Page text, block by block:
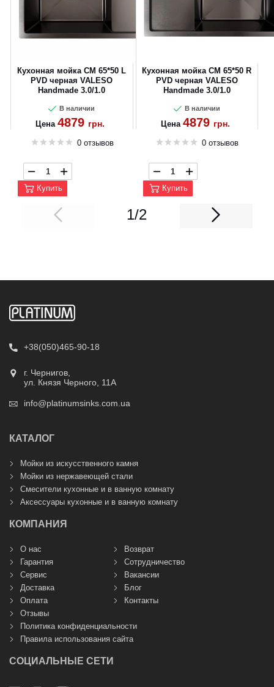
Кухонная мойка CM 65*50 L
PVD черная VALESO
Handmade 3.0/1.0
В наличии
Цена 4879 грн.
0 отзывов
Купить
Кухонная мойка CM 65*50 R
PVD черная VALESO
Handmade 3.0/1.0
В наличии
Цена 4879 грн.
0 отзывов
Купить
1/2
+38(050)465-90-18
г. Чернигов,
ул. Князя Черного, 11А
info@platinumsinks.com.ua
КАТАЛОГ
Мойки из искусственного камня
Мойки из нержавеющей стали
Смесители кухонные и в ванную комнату
Аксессуары кухонные и в ванную комнату
КОМПАНИЯ
О нас
Гарантия
Сервис
Доставка
Оплата
Возврат
Сотрудничество
Вакансии
Блог
Контакты
Отзывы
Политика конфиденциальности
Правила использования сайта
СОЦИАЛЬНЫЕ СЕТИ